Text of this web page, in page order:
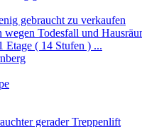
gebraucht zu verkaufen
wegen Todesfall und
Etage ( 14 Stufen ) ...